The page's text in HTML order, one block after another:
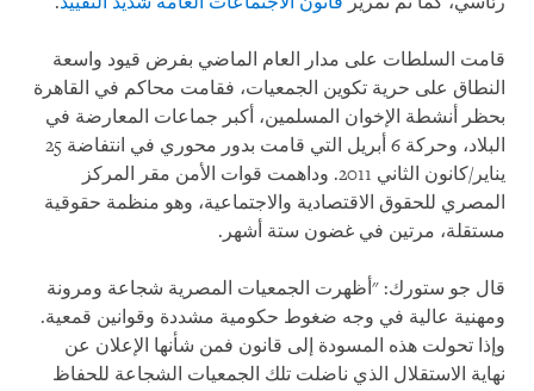
قامت السلطات على مدار العام الماضي بفرض قيود واسعة
النطاق على حرية تكوين الجمعيات، فقامت محاكم في القاهرة
بحظر أنشطة الإخوان المسلمين، أكبر جماعات المعارضة في
البلاد، وحركة 6 أبريل التي قامت بدور محوري في انتفاضة 25
يناير/كانون الثاني 2011. وداهمت قوات الأمن مقر المركز
المصري للحقوق الاقتصادية والاجتماعية، وهو منظمة حقوقية
مستقلة، مرتين في غضون ستة أشهر.
قال جو ستورك: "أظهرت الجمعيات المصرية شجاعة ومرونة
ومهنية عالية في وجه ضغوط حكومية مشددة وقوانين قمعية.
وإذا تحولت هذه المسودة إلى قانون فمن شأنها الإعلان عن
نهاية الاستقلال الذي ناضلت تلك الجمعيات الشجاعة للحفاظ